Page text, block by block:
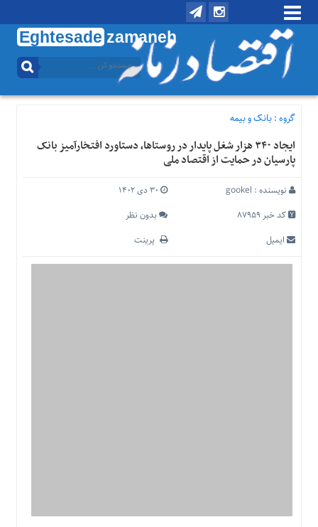
Eghtesade zamaneh
منوی
تماس
درباره
منوی
خانه
اقتصادی
اجتماعی
معدن
گروه :بانک و بیمه
ایجاد ۳۴۰ هزار شغل پایدار در روستاها، دستاورد افتخارآمیز بانک
پارسیان در حمایت از اقتصاد ملی
نویسنده : gookel
کد خبر 87959
بدون نظر
ایمیل
پرینت